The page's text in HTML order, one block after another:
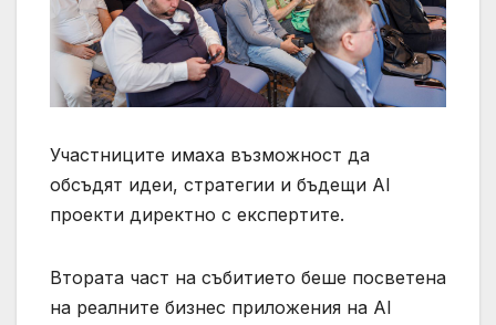
Участниците имаха възможност да
обсъдят идеи, стратегии и бъдещи AI
проекти директно с експертите.
Втората част на събитието беше посветена
на реалните бизнес приложения на AI